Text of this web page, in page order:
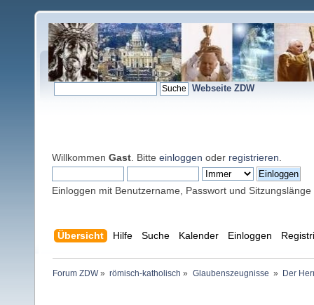
Webseite ZDW
Willkommen Gast . Bitte einloggen oder registrieren
Einloggen mit Benutzername, Passwort und Sitzungslänge
Übersicht Hilfe Suche Kalender Einloggen
Forum ZDW» römisch-katholisch » Glaubenszeugnisse » Der